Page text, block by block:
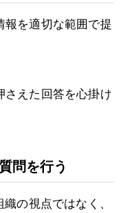
報を適切な範囲で提
さえた回答を心掛け
問を行う
の視点ではなく、